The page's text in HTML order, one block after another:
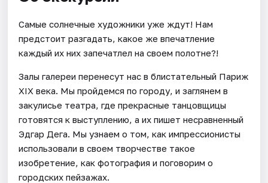
Самые солнечные художники уже ждут! Нам
предстоит разгадать, какое же впечатление
каждый их них запечатлел на своем полотне?!
Залы галереи перенесут нас в блистательный Париж
XIX века. Мы пройдемся по городу, и заглянем в
закулисье театра, где прекрасные танцовщицы
готовятся к выступлению, а их пишет несравненный
Эдгар Дега. Мы узнаем о том, как импрессионисты
использовали в своем творчестве такое
изобретение, как фотография и поговорим о
городских пейзажах.